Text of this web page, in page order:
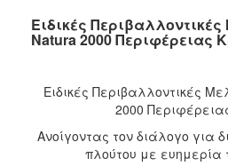
2022
2020
2018
Ειδικές
Natura 2000 Περιφέρειας
Ειδικές Περιβαλλοντικές
2000
Ανοίγοντας τον διάλογο για
πλούτου με ευημερία